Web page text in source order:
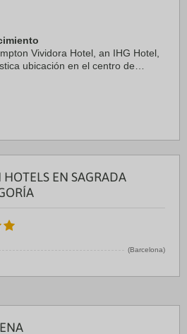
Vividora Hotel, an IHG Hotel,
ubicación en el centro de
este ...
EN SAGRADA
(Barcelona)